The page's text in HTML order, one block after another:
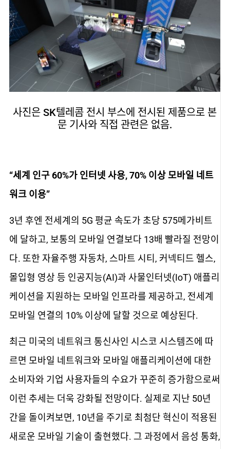
사진은 SK텔레콤 전시 부스에 전시된 제품으로 본
문 기사와 직접 관련은 없음.
“세계 인구 60%가 인터넷 사용, 70% 이상 모바일 네트
워크 이용”
3년 후엔 전세계의 5G 평균 속도가 초당 575메가비트
에 달하고, 보통의 모바일 연결보다 13배 빨라질 전망이
다. 또한 자율주행 자동차, 스마트 시티, 커넥티드 헬스,
몰입형 영상 등 인공지능(AI)과 사물인터넷(IoT) 애플리
케이션을 지원하는 모바일 인프라를 제공하고, 전세계
모바일 연결의 10% 이상에 달할 것으로 예상된다.
최근 미국의 네트워크 통신사인 시스코 시스템즈에 따
르면 모바일 네트워크와 모바일 애플리케이션에 대한
소비자와 기업 사용자들의 수요가 꾸준히 증가함으로써
이런 추세는 더욱 강화될 전망이다. 실제로 지난 50년
간을 돌이켜보면, 10년을 주기로 최첨단 혁신이 적용된
새로운 모바일 기술이 출현했다. 그 과정에서 음성 통화,